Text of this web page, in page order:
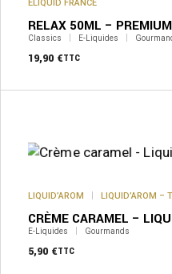
ELIQUID FRANCE
RELAX 50ML –
Classics E-Liquides
19,90 €TTC
LIQUID’AROM LIQUID’AROM –
CRÈME CARAMEL –
E-Liquides Gourmands
5,90 €TTC
variations.
peuvent
choisies
page